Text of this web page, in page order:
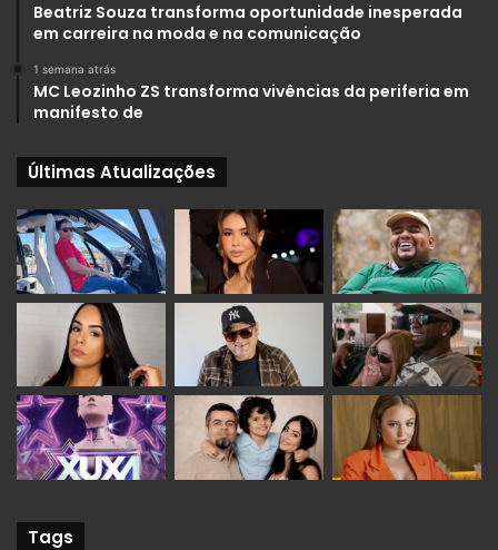
Beatriz Souza transforma oportunidade inesperada
em carreira na moda e na comunicação
1 semana atrás
MC Leozinho ZS transforma vivências da periferia em
manifesto de
Últimas Atualizações
Tags